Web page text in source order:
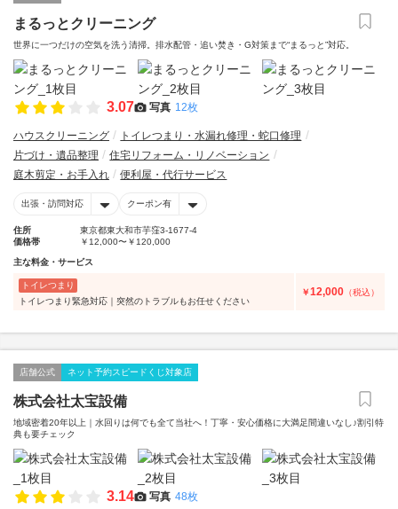
まるっとクリーニング
世界に一つだけの空気を洗う清掃。排水配管・追い焚き・G対策まで“まるっと”対応。
3.07 写真 12枚
ハウスクリーニング
トイレつまり・水漏れ修理・蛇口修理
片づけ・遺品整理
住宅リフォーム・リノベーション
庭木剪定・お手入れ
便利屋・代行サービス
出張・訪問対応 クーポン有
住所
東京都東大和市芋窪3-1677-4
価格帯
￥12,000〜￥120,000
主な料金・サービス
トイレつまり
トイレつまり緊急対応｜突然のトラブルもお任せください
￥12,000 （税込）
店舗公式 ネット予約スピードくじ対象店
株式会社太宝設備
地域密着20年以上｜水回りは何でも全て当社へ！丁寧・安心価格に大満足間違いなし♪割引特
典も要チェック
3.14 写真 48枚